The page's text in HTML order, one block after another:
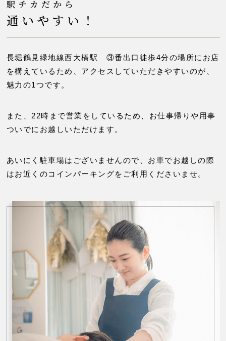
駅チカだから
通いやすい！
長堀鶴見緑地線西大橋駅 ③番出口徒歩4分の場所に お店
を構えているため、アクセスしていただきやすいのが、
魅力の1つです。
また、22時まで営業をしているため、お仕事帰りや用事
ついでにお越しいただけます。
あいにく駐車場はございませんので、お車でお越しの際
はお近くのコインパーキングをご利用くださいませ。